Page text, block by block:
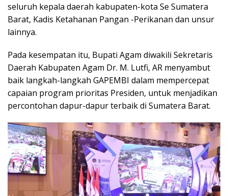
seluruh kepala daerah kabupaten-kota Se Sumatera
Barat, Kadis Ketahanan Pangan -Perikanan dan unsur
lainnya.
Pada kesempatan itu, Bupati Agam diwakili Sekretaris
Daerah Kabupaten Agam Dr. M. Lutfi, AR menyambut
baik langkah-langkah GAPEMBI dalam mempercepat
capaian program prioritas Presiden, untuk menjadikan
percontohan dapur-dapur terbaik di Sumatera Barat.